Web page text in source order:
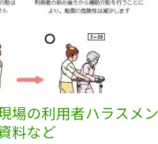
場の利用者ハラスメン
料など